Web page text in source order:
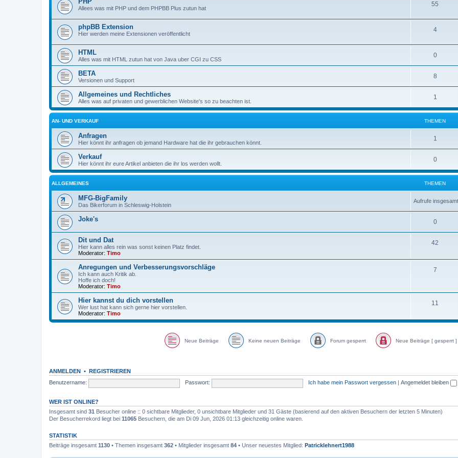
Allees was mit PHP und dem PHPBB Plus zutun hat
55
phpBB Extension
Hier werden meine Extensionen veröffentlicht
4
HTML
Alles was mit HTML zutun hat von Java uber CGI zu CSS
0
BETA
Versionen und Support
8
Allgemeines und Rechtliches
Alles was auf privaten und gewerblichen Website's so zu beachten ist.
1
AN- UND VERKAUF THEMEN
Anfragen
Hier könnt ihr anfragen ob jemand Hardware hat die ihr gebrauchen könnt.
1
Verkauf
Hier könnt ihr eure Artikel anbieten die ihr los werden wollt.
0
ALLGEMEINES THEMEN
MFG-BigFamily
Das Bikerforum in Schleswig-Holstein
Aufrufe
Joke's 0
Dit und Dat
Hier kann alles rein was sonst keinen Platz findet.
Moderator: Timo
42
Anregungen und Verbesserungsvorschläge
Ich kann auch Kritik ab.
Hoffe ich doch!
Moderator: Timo
7
Hier kannst du dich vorstellen
Wer lust hat kann sich gerne hier vorstellen.
Moderator: Timo
11
Neue Beiträge Keine neuen Beiträge Forum gesperrt Neue Beiträge [ gesperrt ]
ANMELDEN • REGISTRIEREN
Benutzername:
Passwort: Ich habe mein Passwort vergessen Angemeldet bleiben
WER IST ONLINE?
Insgesamt sind 31 Besucher online :: 0 sichtbare Mitglieder, 0 unsichtbare Mitglieder und 31 Gäste (basierend auf den aktiven Besuchern der letzten 5 Minuten)
Der Besucherrekord liegt bei 11065 Besuchern, die am Di 09 Jun, 2026 01:13 gleichzeitig online waren.
STATISTIK
Beiträge insgesamt 1130 • Themen insgesamt 362 • Mitglieder insgesamt 84 • Unser neuestes Mitglied: Patricklehnert1988